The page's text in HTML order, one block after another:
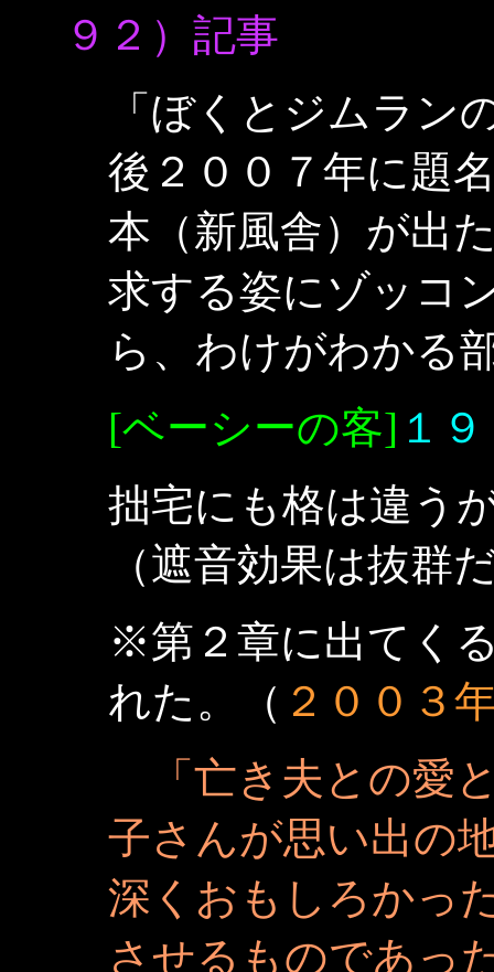
９２）記事
「ぼくとジムラン
後２００７年に題
本（新風舎）が出
求する姿にゾッコ
ら、わけがわかる
[ベーシーの客] １
拙宅にも格は違う
（遮音効果は抜群
※第２章に出てく
れた。（ ２００３
「亡き夫との愛
子さんが思い出の
深くおもしろかっ
させるものであっ